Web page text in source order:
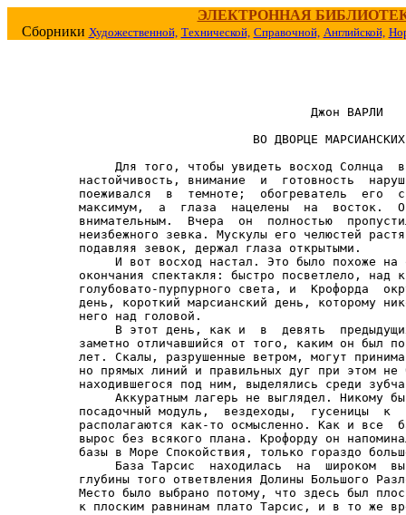
ЭЛЕКТРОННАЯ
Сборники Художественной, Технической, Справочной, Английской,